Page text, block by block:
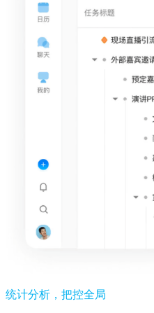
统计分析，把控全局